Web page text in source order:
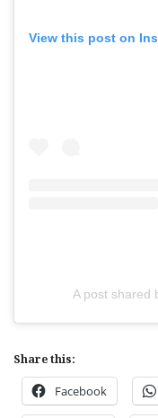
View this post on
A post shared
Share this:
Facebook